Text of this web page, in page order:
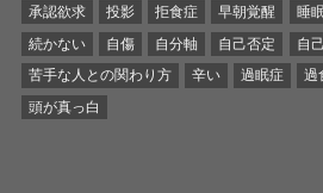
承認欲求
投影 拒食症 早朝覚醒 睡
続かない
自傷 自分軸 自己否定
自
苦手な人との関わり方
辛い 過眠症 過
頭が真っ白